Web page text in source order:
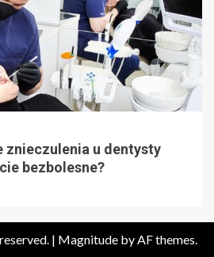
znieczulenia u dentysty
bezbolesne?
| Magnitudeby AF themes.